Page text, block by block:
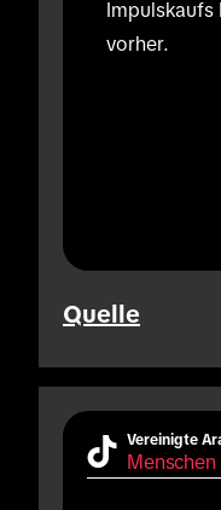
Impulskaufs
vorher.
Quelle
Vereinigte
Menschen